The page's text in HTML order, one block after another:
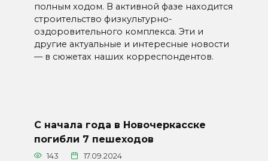
полным ходом. В активной фазе находится
строительство физкультурно-
оздоровительного комплекса. Эти и
другие актуальные и интересные новости
— в сюжетах наших корреспондентов.
С начала года в Новочеркасске
погибли 7 пешеходов
143 17.09.2024